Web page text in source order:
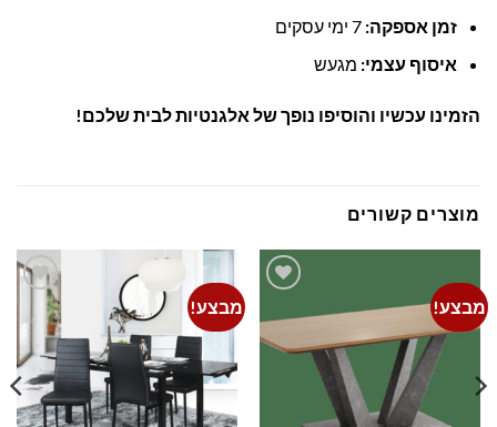
זמן אספקה:
איסוף עצמי: מגעש
הזמינו עכשיו והוסיפו נופך של אלגנטיות לבית שלכם!
מוצרים קשורים
מבצע!
wishlist
מבצע!
Add to
wishlist